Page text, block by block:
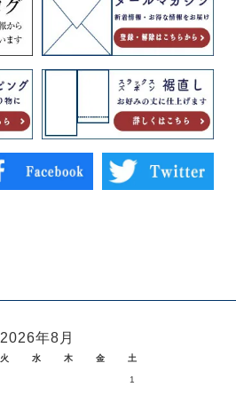
2026年8月
火 水 木 金 土
1